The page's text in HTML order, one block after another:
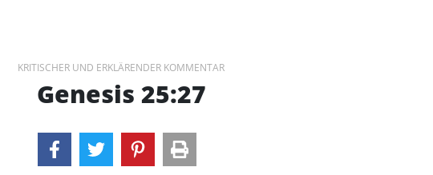
KRITISCHER UND ERKLÄRENDER KOMMENTAR
Genesis 25:27